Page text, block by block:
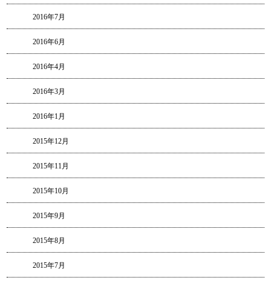
2016年7月
2016年6月
2016年4月
2016年3月
2016年1月
2015年12月
2015年11月
2015年10月
2015年9月
2015年8月
2015年7月